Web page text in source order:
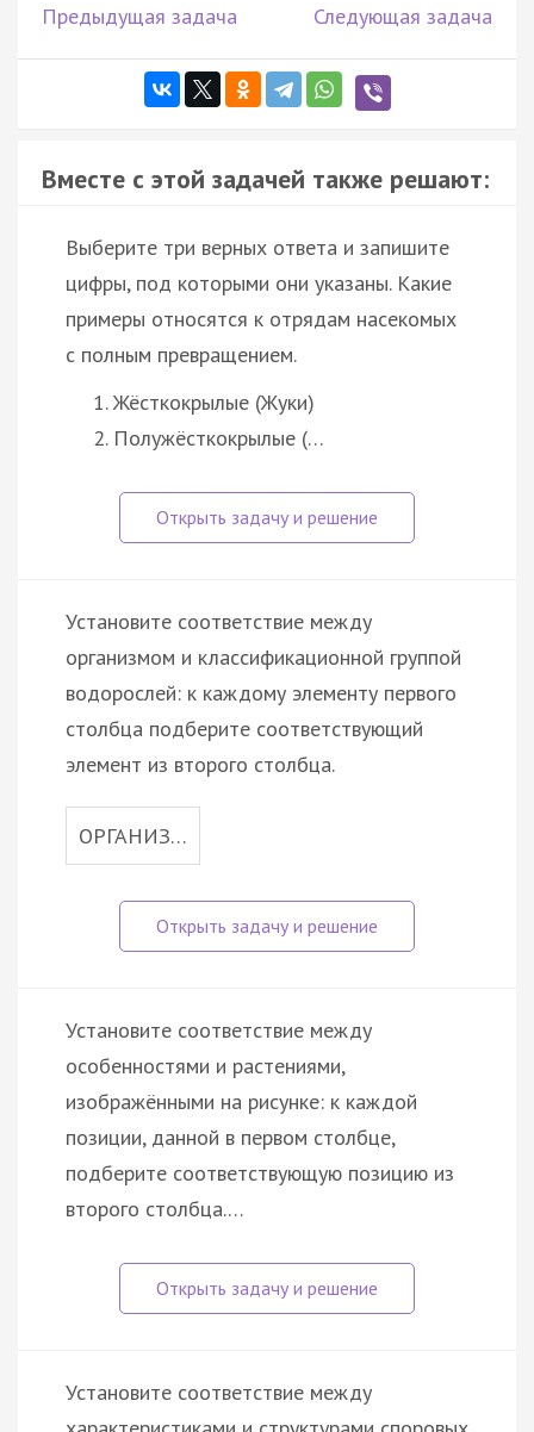
Предыдущая задача Следующая задача
Вместе с этой задачей также решают:
Выберите три верных ответа и запишите
цифры, под которыми они указаны. Какие
примеры относятся к отрядам насекомых
с полным превращением.
Жёсткокрылые (Жуки)
Полужёсткокрылые (…
Установите соответствие между
организмом и классификационной группой
водорослей: к каждому элементу первого
столбца подберите соответствующий
элемент из второго столбца.
ОРГАНИЗ…
Установите соответствие между
особенностями и растениями,
изображёнными на рисунке: к каждой
позиции, данной в первом столбце,
подберите соответствующую позицию из
второго столбца.…
Установите соответствие между